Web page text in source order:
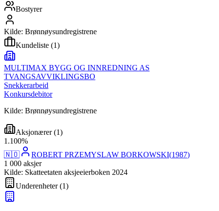
Bostyrer
Kilde: Brønnøysundregistrene
Kundeliste (1)
MULTIMAX BYGG OG INNREDNING AS
TVANGSAVVIKLINGSBO
Snekkerarbeid
Konkursdebitor
Kilde: Brønnøysundregistrene
Aksjonærer(1)
1 .100%
🇳🇴
ROBERT PRZEMYSLAW BORKOWSKI(1987)
1 000 aksjer
Kilde: Skatteetaten aksjeeierboken 2024
Underenheter(1)